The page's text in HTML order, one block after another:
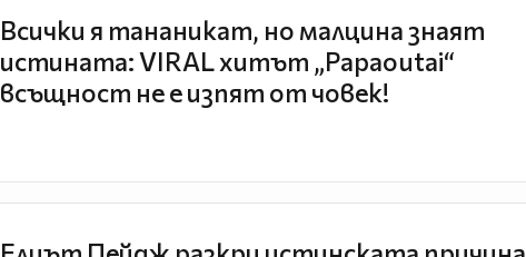
Всички я тананикат, но малцина знаят
истината: VIRAL хитът „Papaoutai“
всъщност не е изпят от човек!